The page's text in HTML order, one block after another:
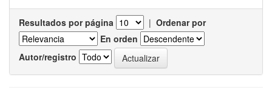
Resultados por página | Ordenar por
En orden
Autor/registro